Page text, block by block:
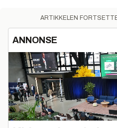
ARTIKKELEN
ANNONSE